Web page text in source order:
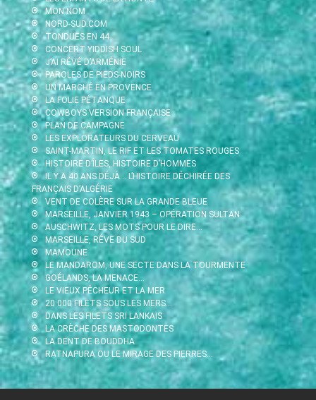
MON NOM
NORD-SUD.COM
TONDUES EN 44
CONCERT YIDDISH SOUL
J’AI RÊVÉ D’ARMÉNIE
PAROLES DE PIEDS-NOIRS
UN MARCHÉ EN PROVENCE
LA FOLIE PÉTANQUE
COWBOYS VERSION FRANÇAISE
PLAN DE CAMPAGNE
LES EXPLORATEURS DU CERVEAU
SAINT-MARTIN, LE RIF ET LES TOMATES ROUGES
HISTOIRE D’ÎLES, HISTOIRE D’HOMMES
IL Y A 40 ANS DÉJÀ… L’HISTOIRE DÉCHIRÉE DES
FRANÇAIS D’ALGÉRIE
VENT DE COLÈRE SUR LA GRANDE BLEUE
MARSEILLE, JANVIER 1943 – OPÉRATION SULTAN
AUSCHWITZ, LES MOTS POUR LE DIRE…
MARSEILLE, RÊVE DU SUD
MAMOUNE
LE MANDAROM, UNE SECTE DANS LA TOURMENTE
GOÉLANDS, LA MENACE…
LE VIEUX PÊCHEUR ET LA MER
20 000 FILETS SOUS LES MERS…
DANS LES FILETS SRI LANKAIS
LA CRÈCHE DES MASTODONTES
LA DENT DE BOUDDHA
RATNAPURA OU LE MIRAGE DES PIERRES…